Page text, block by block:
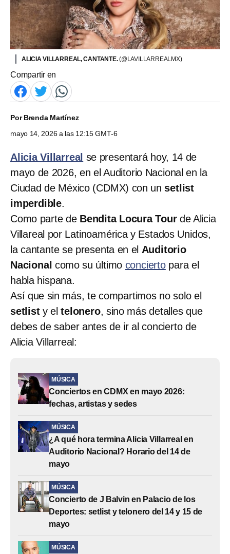
ALICIA VILLARREAL, CANTANTE.(@LAVILLARREALMX)
Compartir en
PorBrenda Martínez
mayo 14, 2026 a las 12:15 GMT-6
Alicia Villarreal se presentará hoy, 14 de
mayo de 2026, en el Auditorio Nacional en la
Ciudad de México (CDMX) con un setlist
imperdible.
Como parte de Bendita Locura Tourde Alicia
Villareal por Latinoamérica y Estados Unidos,
la cantante se presenta en el Auditorio
Nacional como su último conciertopara el
habla hispana.
Así que sin más, te compartimos no solo el
setlist y eltelonero, sino más detalles que
debes de saber antes de ir al concierto de
Alicia Villarreal:
MÚSICA
Conciertos en CDMX en mayo 2026:
fechas, artistas y sedes
MÚSICA
¿A qué hora termina Alicia Villarreal en
Auditorio Nacional? Horario del 14 de
mayo
MÚSICA
Concierto de J Balvin en Palacio de los
Deportes: setlist y telonero del 14 y 15 de
mayo
MÚSICA